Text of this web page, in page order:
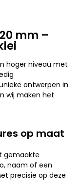
mm –
hoger niveau met
ontwerpen in
wij maken het
op maat
gemaakte
naam of een
precisie op deze